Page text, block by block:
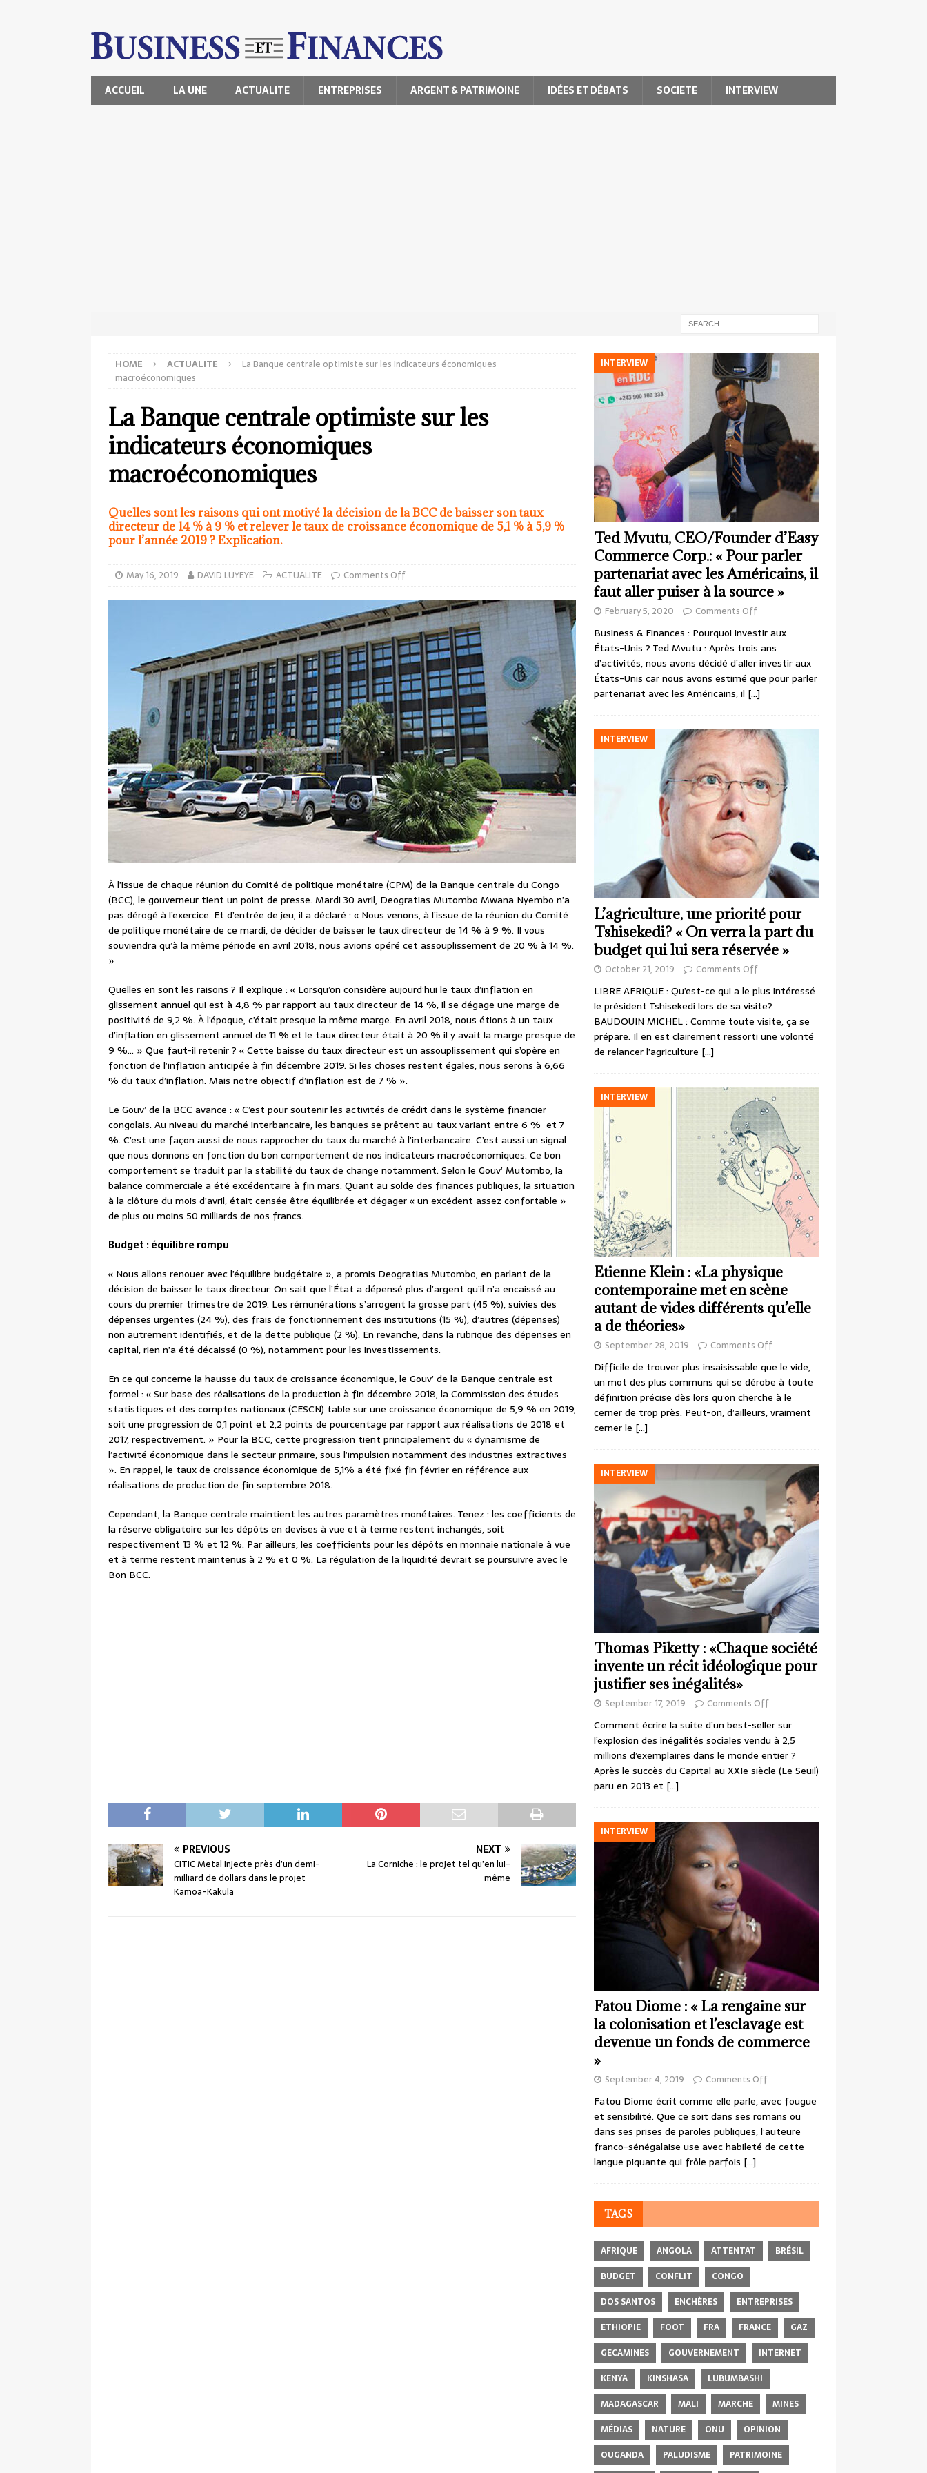
ACCUEIL LA UNE ACTUALITE ENTREPRISES ARGENT & PATRIMOINE IDÉES ET DÉBATS SOCIETE INTERVIEW
HOME ACTUALITE
La Banque centrale optimiste sur les indicateurs économiques
macroéconomiques
La Banque centrale optimiste sur les
indicateurs économiques
macroéconomiques
Quelles sont les raisons qui ont motivé la décision de la BCC de baisser son taux
directeur de 14 % à 9 % et relever le taux de croissance économique de 5,1 % à 5,9 %
pour l’année 2019 ? Explication.
May 16, 2019 DAVID LUYEYE ACTUALITE Comments Off
À l’issue de chaque réunion du Comité de politique monétaire (CPM) de la Banque centrale du Congo
(BCC), le gouverneur tient un point de presse. Mardi 30 avril, Deogratias Mutombo Mwana Nyembo n’a
pas dérogé à l’exercice. Et d’entrée de jeu, il a déclaré : « Nous venons, à l’issue de la réunion du Comité
de politique monétaire de ce mardi, de décider de baisser le taux directeur de 14 % à 9 %. Il vous
souviendra qu’à la même période en avril 2018, nous avions opéré cet assouplissement de 20 % à 14 %.
»
Quelles en sont les raisons ? Il explique : « Lorsqu’on considère aujourd’hui le taux d’inflation en
glissement annuel qui est à 4,8 % par rapport au taux directeur de 14 %, il se dégage une marge de
positivité de 9,2 %. À l’époque, c’était presque la même marge. En avril 2018, nous étions à un taux
d’inflation en glissement annuel de 11 % et le taux directeur était à 20 % il y avait la marge presque de
9 %… » Que faut-il retenir ? « Cette baisse du taux directeur est un assouplissement qui s’opère en
fonction de l’inflation anticipée à fin décembre 2019. Si les choses restent égales, nous serons à 6,66
% du taux d’inflation. Mais notre objectif d’inflation est de 7 % ».
Le Gouv’ de la BCC avance : « C’est pour soutenir les activités de crédit dans le système financier
congolais. Au niveau du marché interbancaire, les banques se prêtent au taux variant entre 6 % et 7
%. C’est une façon aussi de nous rapprocher du taux du marché à l’interbancaire. C’est aussi un signal
que nous donnons en fonction du bon comportement de nos indicateurs macroéconomiques. Ce bon
comportement se traduit par la stabilité du taux de change notamment. Selon le Gouv’ Mutombo, la
balance commerciale a été excédentaire à fin mars. Quant au solde des finances publiques, la situation
à la clôture du mois d’avril, était censée être équilibrée et dégager « un excédent assez confortable »
de plus ou moins 50 milliards de nos francs.
Budget : équilibre rompu
« Nous allons renouer avec l’équilibre budgétaire », a promis Deogratias Mutombo, en parlant de la
décision de baisser le taux directeur. On sait que l’État a dépensé plus d’argent qu’il n’a encaissé au
cours du premier trimestre de 2019. Les rémunérations s’arrogent la grosse part (45 %), suivies des
dépenses urgentes (24 %), des frais de fonctionnement des institutions (15 %), d’autres (dépenses)
non autrement identifiés, et de la dette publique (2 %). En revanche, dans la rubrique des dépenses en
capital, rien n’a été décaissé (0 %), notamment pour les investissements.
En ce qui concerne la hausse du taux de croissance économique, le Gouv’ de la Banque centrale est
formel : « Sur base des réalisations de la production à fin décembre 2018, la Commission des études
statistiques et des comptes nationaux (CESCN) table sur une croissance économique de 5,9 % en 2019,
soit une progression de 0,1 point et 2,2 points de pourcentage par rapport aux réalisations de 2018 et
2017, respectivement. » Pour la BCC, cette progression tient principalement du « dynamisme de
l’activité économique dans le secteur primaire, sous l’impulsion notamment des industries extractives
». En rappel, le taux de croissance économique de 5,1% a été fixé fin février en référence aux
réalisations de production de fin septembre 2018.
Cependant, la Banque centrale maintient les autres paramètres monétaires. Tenez : les coefficients de
la réserve obligatoire sur les dépôts en devises à vue et à terme restent inchangés, soit
respectivement 13 % et 12 %. Par ailleurs, les coefficients pour les dépôts en monnaie nationale à vue
et à terme restent maintenus à 2 % et 0 %. La régulation de la liquidité devrait se poursuivre avec le
Bon BCC.
PREVIOUS
CITIC Metal injecte près d’un demi-
milliard de dollars dans le projet
Kamoa-Kakula
NEXT
La Corniche : le projet tel qu’en lui-
même
INTERVIEW
Ted Mvutu, CEO/Founder d’Easy
Commerce Corp.: « Pour parler
partenariat avec les Américains, il
faut aller puiser à la source »
February 5, 2020 Comments Off
Business & Finances : Pourquoi investir aux
États-Unis ? Ted Mvutu : Après trois ans
d’activités, nous avons décidé d’aller investir aux
États-Unis car nous avons estimé que pour parler
partenariat avec les Américains, il […]
INTERVIEW
L’agriculture, une priorité pour
Tshisekedi? « On verra la part du
budget qui lui sera réservée »
October 21, 2019 Comments Off
LIBRE AFRIQUE : Qu’est-ce qui a le plus intéressé
le président Tshisekedi lors de sa visite?
BAUDOUIN MICHEL : Comme toute visite, ça se
prépare. Il en est clairement ressorti une volonté
de relancer l’agriculture […]
INTERVIEW
Etienne Klein : «La physique
contemporaine met en scène
autant de vides différents qu’elle
a de théories»
September 28, 2019 Comments Off
Difficile de trouver plus insaisissable que le vide,
un mot des plus communs qui se dérobe à toute
définition précise dès lors qu’on cherche à le
cerner de trop près. Peut-on, d’ailleurs, vraiment
cerner le […]
INTERVIEW
Thomas Piketty : «Chaque société
invente un récit idéologique pour
justifier ses inégalités»
September 17, 2019 Comments Off
Comment écrire la suite d’un best-seller sur
l’explosion des inégalités sociales vendu à 2,5
millions d’exemplaires dans le monde entier ?
Après le succès du Capital au XXIe siècle (Le Seuil)
paru en 2013 et […]
INTERVIEW
Fatou Diome : « La rengaine sur
la colonisation et l’esclavage est
devenue un fonds de commerce
»
September 4, 2019 Comments Off
Fatou Diome écrit comme elle parle, avec fougue
et sensibilité. Que ce soit dans ses romans ou
dans ses prises de paroles publiques, l’auteure
franco-sénégalaise use avec habileté de cette
langue piquante qui frôle parfois […]
TAGS
AFRIQUE ANGOLA ATTENTAT
BRÉSIL
BUDGET
CONFLIT
CONGO
DOS SANTOS
ENCHÈRES
ENTREPRISES
ETHIOPIE
FOOT FRA FRANCE
GAZ
GECAMINES
GOUVERNEMENT
INTERNET
KENYA
KINSHASA
LUBUMBASHI
MADAGASCAR
MALI MARCHE
MINES
MÉDIAS
NATURE ONU
OPINION
OUGANDA
PALUDISME PATRIMOINE